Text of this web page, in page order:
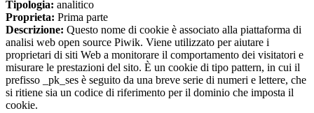
Tipologia: analitico
Proprieta: Prima parte
Descrizione: Questo nome di cookie è associato alla piattaforma di
analisi web open source Piwik. Viene utilizzato per aiutare i
proprietari di siti Web a monitorare il comportamento dei visitatori e
misurare le prestazioni del sito. È un cookie di tipo pattern, in cui il
prefisso _pk_ses è seguito da una breve serie di numeri e lettere, che
si ritiene sia un codice di riferimento per il dominio che imposta il
cookie.